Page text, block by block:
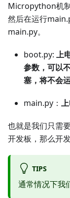
Micropython机
然后在运行
main.py。
boot.py: 上
参数，可以
塞，将不会
main.py：
也就是我们只需
开发板，那么开
TIPS
通常情况下我